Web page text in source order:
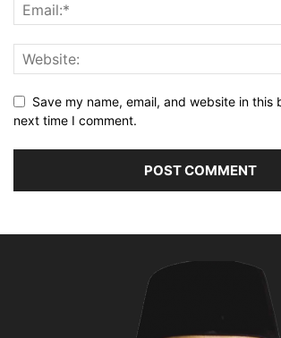
Save my name, email, and website in this
next time I comment.